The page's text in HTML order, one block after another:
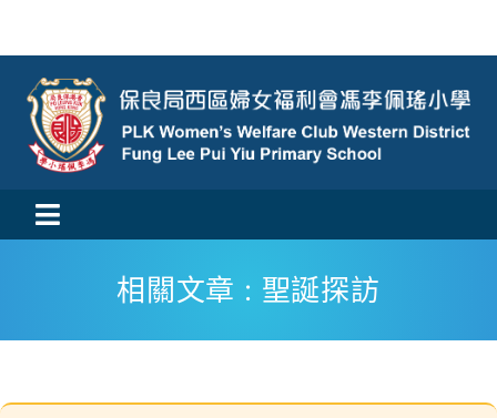
content
Toggle
Navigation
活動消息
相關文章 : 聖誕探訪